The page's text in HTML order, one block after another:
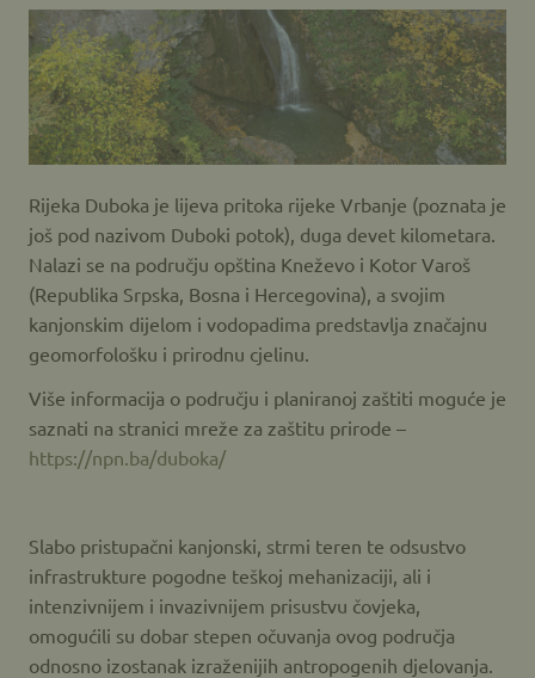
Rijeka Duboka je lijeva pritoka rijeke Vrbanje (poznata je
još pod nazivom Duboki potok), duga devet kilometara.
Nalazi se na području opština Kneževo i Kotor Varoš
(Republika Srpska, Bosna i Hercegovina), a svojim
kanjonskim dijelom i vodopadima predstavlja značajnu
geomorfološku i prirodnu cjelinu.
Više informacija o području i planiranoj zaštiti moguće je
saznati na stranici mreže za zaštitu prirode –
https://npn.ba/duboka/
Slabo pristupačni kanjonski, strmi teren te odsustvo
infrastrukture pogodne teškoj mehanizaciji, ali i
intenzivnijem i invazivnijem prisustvu čovjeka,
omogućili su dobar stepen očuvanja ovog područja
odnosno izostanak izraženijih antropogenih djelovanja.